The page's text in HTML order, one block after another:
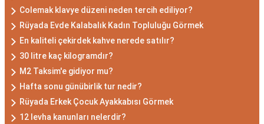
Colemak klavye düzeni neden tercih ediliyor?
Rüyada Evde Kalabalık Kadın Topluluğu Görmek
En kaliteli çekirdek kahve nerede satılır?
30 litre kaç kilogramdır?
M2 Taksim'e gidiyor mu?
Hafta sonu günübirlik tur nedir?
Rüyada Erkek Çocuk Ayakkabısı Görmek
12 levha kanunları nelerdir?